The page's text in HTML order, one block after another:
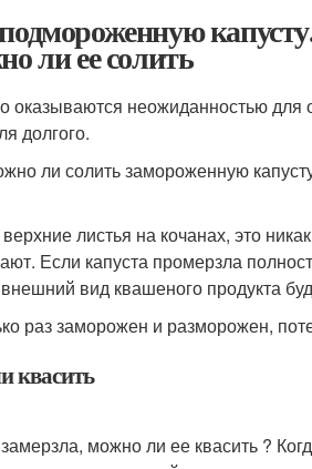
ли ее солить
оказываются неожиданностью для
долгого.
ли солить замороженную
листья на кочанах, это
Если капуста промерзла
вид квашеного продукта
раз заморожен и разморожен,
квасить
можно ли ее квасить ?